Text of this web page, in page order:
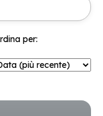
per: